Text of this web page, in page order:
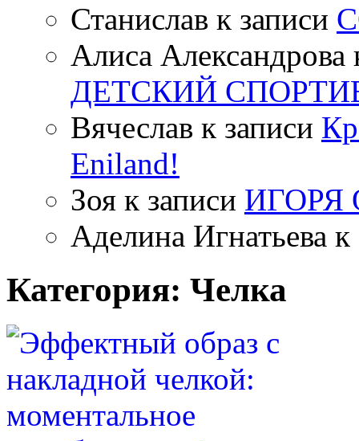
Станислав к записи
Алиса Александрова
ДЕТСКИЙ
Вячеслав к записи
Eniland!
Зоя к записи ИГОРЯ
Аделина Игнатьева к
Категория: Челка